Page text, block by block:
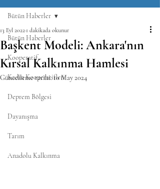
Bütün Haberler
Kooperatif
Kadın Kooperatifleri
Deprem Bölgesi
Dayanışma
Tarım
Anadolu Kalkınma
Bütün Haberler
Başkent Modeli: Ankara'nın
Kırsal Kalkınma Hamlesi
13 Eyl 2022 1 dakikada okunur
Güncelleme tarihi:10 May 2024